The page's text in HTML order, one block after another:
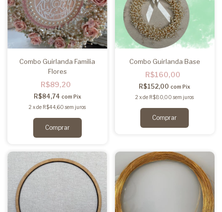
Combo Guirlanda Familia
Flores
R$89,20
R$84,74 com Pix
2 xde R$44,60 sem juros
Combo Guirlanda Base
R$160,00
R$152,00com Pix
2 xde R$80,00 sem juros